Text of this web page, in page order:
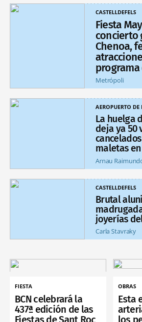
CASTELLDEFELS
Fiesta
concierto
Chenoa,
Metrópoli
AEROPUERTO
La huelga
deja ya 50
maletas
Arnau
CASTELLDEFELS
Brutal
joyerías
Carla Stavraky
FIESTA
BCN celebrará la
437ª edición de las
OBRAS
Esta